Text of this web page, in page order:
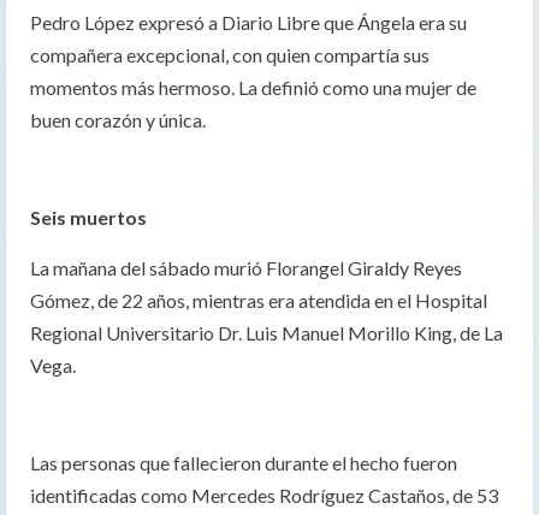
Pedro López expresó a Diario Libre que Ángela era su
compañera excepcional, con quien compartía sus
momentos más hermoso. La definió como una mujer de
buen corazón y única.
Seis muertos
La mañana del sábado murió Florangel Giraldy Reyes
Gómez, de 22 años, mientras era atendida en el Hospital
Regional Universitario Dr. Luis Manuel Morillo King, de La
Vega.
Las personas que fallecieron durante el hecho fueron
identificadas como Mercedes Rodríguez Castaños, de 53